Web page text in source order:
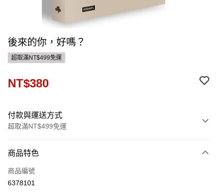
後來的你，好嗎？
超取滿NT$499免運
NT$380
付款與運送方式
超取滿NT$499免運
信用卡一次付款
ATM付款
商品特色
商品編號
6378101